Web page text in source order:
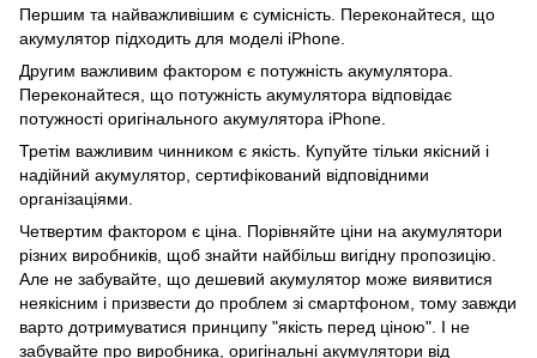
Першим та найважливішим є сумісність. Переконайтеся, що
акумулятор підходить для моделі iPhone.
Другим важливим фактором є потужність акумулятора.
Переконайтеся, що потужність акумулятора відповідає
потужності оригінального акумулятора iPhone.
Третім важливим чинником є якість. Купуйте тільки якісний і
надійний акумулятор, сертифікований відповідними
організаціями.
Четвертим фактором є ціна. Порівняйте ціни на акумулятори
різних виробників, щоб знайти найбільш вигідну пропозицію.
Але не забувайте, що дешевий акумулятор може виявитися
неякісним і призвести до проблем зі смартфоном, тому завжди
варто дотримуватися принципу "якість перед ціною". І не
забувайте про виробника, оригінальні акумулятори від